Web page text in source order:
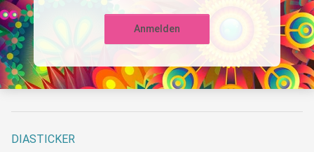
Anmelden
DIASTICKER